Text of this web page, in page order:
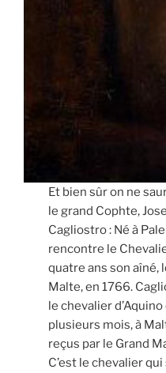
Et bien sûr on ne
le grand Cophte,
Cagliostro : Né à
rencontre le
quatre ans son aîné,
Malte, en 1766.
le chevalier
plusieurs mois, à
reçus par le Grand
C’est le chevalier